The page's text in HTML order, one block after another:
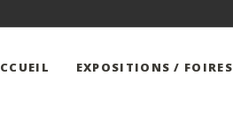
EXPOSITIONS / FOIRES